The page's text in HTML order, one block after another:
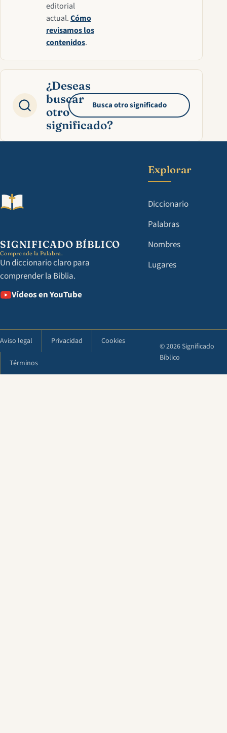
editorial
actual.Cómo
revisamos los
contenidos.
¿Deseas
buscar
otro
significado?
Busca otro significado
SIGNIFICADO BÍBLICO
Comprende la Palabra.
Un diccionario claro para
comprender la Biblia.
Vídeos en YouTube
Explorar
Diccionario
Palabras
Nombres
Lugares
Aviso legal Privacidad Cookies
Términos
© 2026 Significado
Bíblico